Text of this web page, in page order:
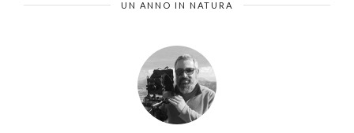
UN ANNO IN NATURA